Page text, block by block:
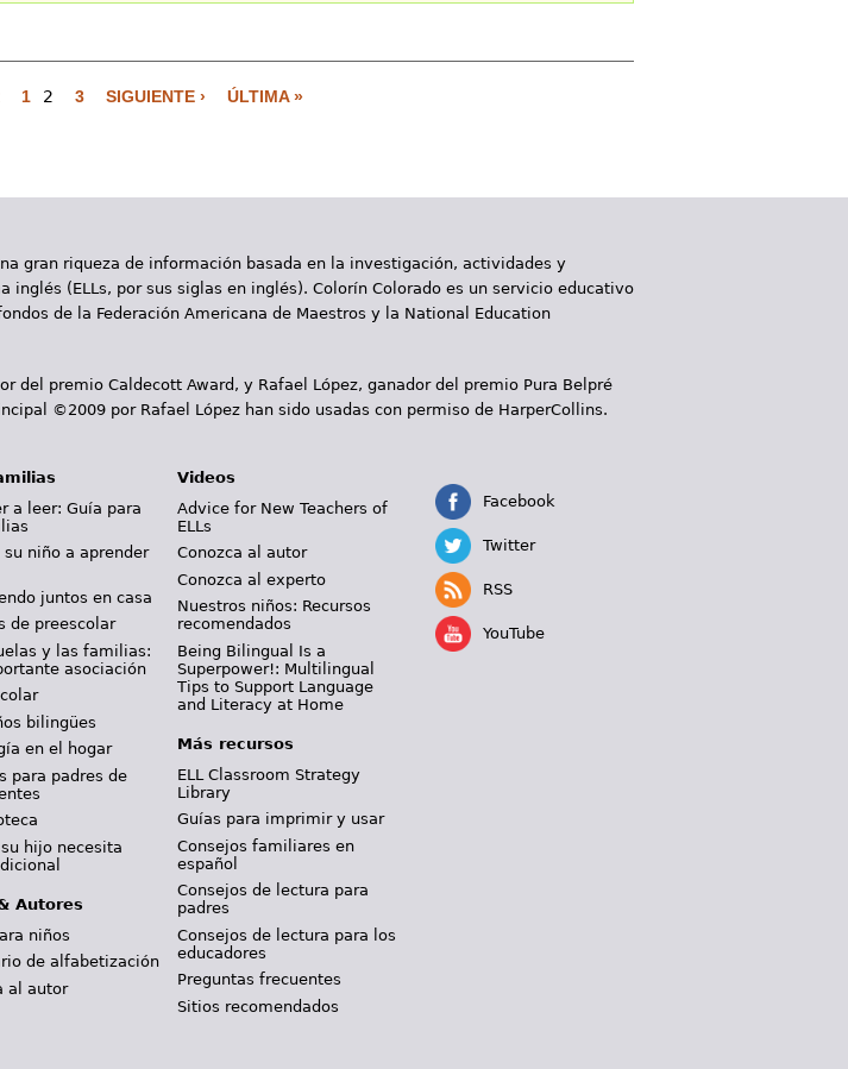
1 2 3 SIGUIENTE › ÚLTIMA »
gran riqueza de información basada en la investigación, actividades y
(ELLs, por sus siglas en inglés). Colorín Colorado es un servicio educativo
de la Federación Americana de Maestros y la National Education
del premio Caldecott Award, y Rafael López, ganador del premio Pura Belpré
©2009 por Rafael López han sido usadas con permiso de HarperCollins.
a leer: Guía para
su niño a aprender
juntos en casa
de preescolar
y las familias:
asociación
bilingües
en el hogar
para padres de
hijo necesita
Autores
niños
de alfabetización
al autor
Videos
Advice for New Teachers of
ELLs
Conozca al autor
Conozca al experto
Nuestros niños: Recursos
recomendados
Being Bilingual Is a
Superpower!: Multilingual
Tips to Support Language
and Literacy at Home
Más recursos
ELL Classroom Strategy
Library
Guías para imprimir y usar
Consejos familiares en
español
Consejos de lectura para
padres
Consejos de lectura para los
educadores
Preguntas frecuentes
Sitios recomendados
Facebook
Twitter
RSS
YouTube